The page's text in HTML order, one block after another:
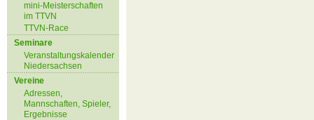
mini-Meisterschaften
im TTVN
TTVN-Race
Seminare
Veranstaltungskalender
Niedersachsen
Vereine
Adressen,
Mannschaften, Spieler,
Ergebnisse